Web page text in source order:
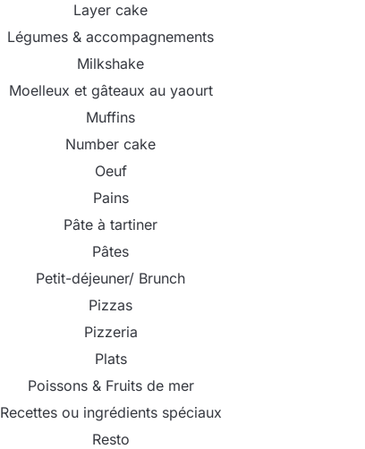
Layer cake
Légumes & accompagnements
Milkshake
Moelleux et gâteaux au yaourt
Muffins
Number cake
Oeuf
Pains
Pâte à tartiner
Pâtes
Petit-déjeuner/ Brunch
Pizzas
Pizzeria
Plats
Poissons & Fruits de mer
Recettes ou ingrédients spéciaux
Resto